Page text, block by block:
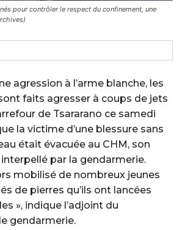
pour contrôler le respect du confinement, une
agression à l’arme blanche, les
faits agresser à coups de jets
de Tsararano ce samedi
la victime d’une blessure sans
était évacuée au CHM, son
par la gendarmerie.
mobilisé de nombreux jeunes
de pierres qu’ils ont lancées
», indique l’adjoint du
gendarmerie.